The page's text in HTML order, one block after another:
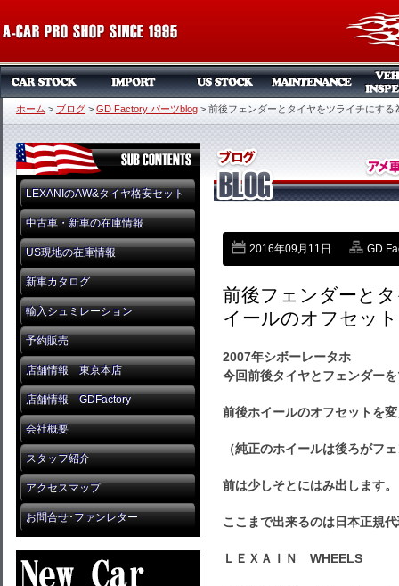
ホーム > ブログ > GD Factory パーツblog > 前後フェンダーとタイヤをツライチにする
LEXANIのAW&タイヤ格安セット
中古車・新車の在庫情報
US現地の在庫情報
新車カタログ
輸入シュミレーション
予約販売
店舗情報 東京本店
店舗情報 GDFactory
会社概要
スタッフ紹介
アクセスマップ
お問合せ･ファンレター
2016年09月11日 GD
前後フェンダーと
イールのオフセット
2007年シボーレータホ
今回前後タイヤとフェンダー
前後ホイールのオフセットを
（純正のホイールは後ろがフ
前は少しそとにはみ出します
ここまで出来るのは日本正規
ＬＥＸＡＩＮ WHEELS